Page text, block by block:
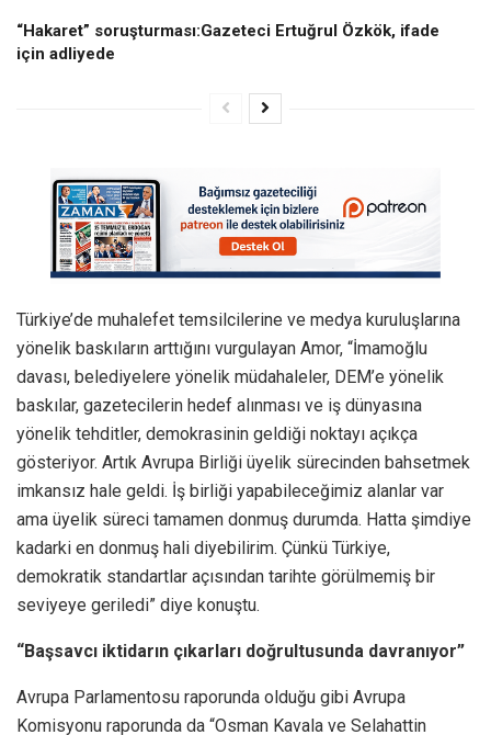
“Hakaret” soruşturması:Gazeteci Ertuğrul Özkök, ifade
için adliyede
Türkiye’de muhalefet temsilcilerine ve medya kuruluşlarına
yönelik baskıların arttığını vurgulayan Amor, “İmamoğlu
davası, belediyelere yönelik müdahaleler, DEM’e yönelik
baskılar, gazetecilerin hedef alınması ve iş dünyasına
yönelik tehditler, demokrasinin geldiği noktayı açıkça
gösteriyor. Artık Avrupa Birliği üyelik sürecinden bahsetmek
imkansız hale geldi. İş birliği yapabileceğimiz alanlar var
ama üyelik süreci tamamen donmuş durumda. Hatta şimdiye
kadarki en donmuş hali diyebilirim. Çünkü Türkiye,
demokratik standartlar açısından tarihte görülmemiş bir
seviyeye geriledi” diye konuştu.
“Başsavcı iktidarın çıkarları doğrultusunda davranıyor”
Avrupa Parlamentosu raporunda olduğu gibi Avrupa
Komisyonu raporunda da “Osman Kavala ve Selahattin